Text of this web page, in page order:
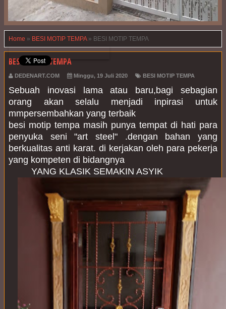
Home » BESI MOTIP TEMPA» BESI MOTIP TEMPA
BESI MOTIP TEMPA
DEDENART.COM Minggu, 19 Juli 2020 BESI MOTIP TEMPA
Sebuah inovasi lama atau baru,bagi sebagian
orang akan selalu menjadi inpirasi untuk
mmpersembahkan yang terbaik
besi motip tempa masih punya tempat di hati para
penyuka seni "art steel" .dengan bahan yang
berkualitas anti karat. di kerjakan oleh para pekerja
yang kompeten di bidangnya
YANG KLASIK SEMAKIN ASYIK